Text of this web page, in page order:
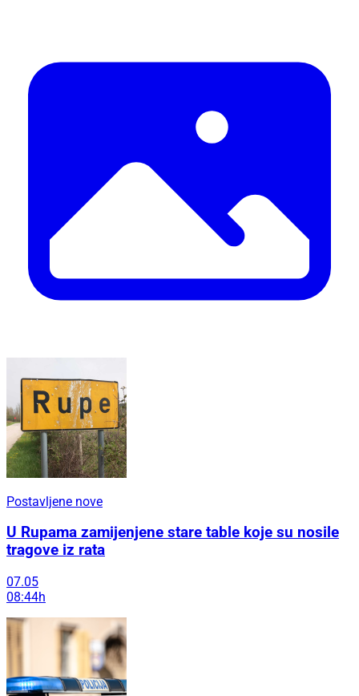
Postavljene nove
U Rupama zamijenjene stare table koje su nosile
tragove iz rata
07.05
08:44h